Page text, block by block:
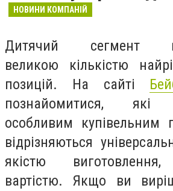
НОВИНИ КОМПАНІЙ
Дитячий сегмент
великою кількістю
позицій. На сайті
познайомитися, які
особливим купівельним
відрізняються
якістю
вартістю. Якщо ви